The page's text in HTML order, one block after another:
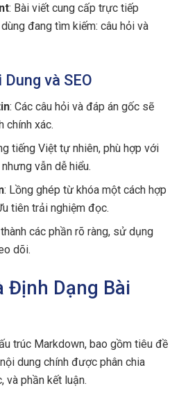
: Bài viết cung cấp trực tiếp
đang tìm kiếm: câu hỏi và
và SEO
: Các câu hỏi và đáp án gốc sẽ
chính xác.
tiếng Việt tự nhiên, phù hợp với
vẫn dễ hiểu.
: Lồng ghép từ khóa một cách hợp
tiên trải nghiệm đọc.
các phần rõ ràng, sử dụng
dõi.
Định Dạng Bài
trúc Markdown, bao gồm tiêu đề
dung chính được phân chia
và phần kết luận.